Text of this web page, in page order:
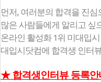
먼저, 여러분의 합격을 진
많은 사람들에게 알리고 싶
온라인 활성화 1위 미대입
대입시닷컴에 합격생 인터
★ 합격생인터뷰 등록안